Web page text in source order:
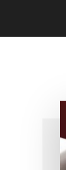
main
elsődleges
menu